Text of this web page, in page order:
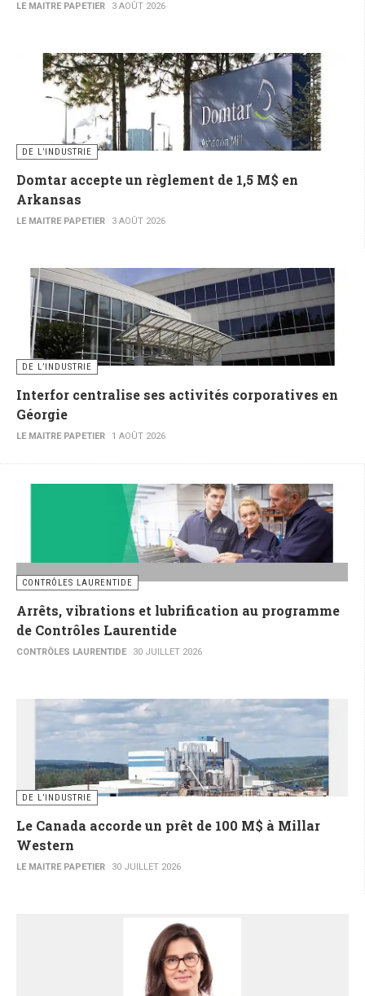
LE MAITRE PAPETIER 3 AOÛT 2026
DE L’INDUSTRIE
Domtar accepte un règlement de 1,5 M$ en
Arkansas
LE MAITRE PAPETIER 3 AOÛT 2026
DE L’INDUSTRIE
Interfor centralise ses activités corporatives en
Géorgie
LE MAITRE PAPETIER 1 AOÛT 2026
CONTRÔLES LAURENTIDE
Arrêts, vibrations et lubrification au programme
de Contrôles Laurentide
CONTRÔLES LAURENTIDE 30 JUILLET 2026
DE L’INDUSTRIE
Le Canada accorde un prêt de 100 M$ à Millar
Western
LE MAITRE PAPETIER 30 JUILLET 2026